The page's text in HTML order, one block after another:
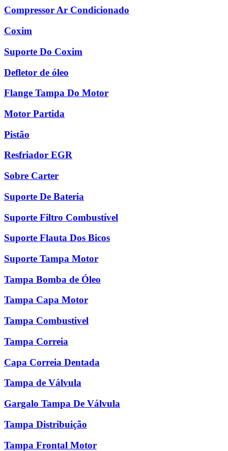
Compressor Ar Condicionado
Coxim
Suporte Do Coxim
Defletor de óleo
Flange Tampa Do Motor
Motor Partida
Pistão
Resfriador EGR
Sobre Carter
Suporte De Bateria
Suporte Filtro Combustível
Suporte Flauta Dos Bicos
Suporte Tampa Motor
Tampa Bomba de Óleo
Tampa Capa Motor
Tampa Combustivel
Tampa Correia
Capa Correia Dentada
Tampa de Válvula
Gargalo Tampa De Válvula
Tampa Distribuição
Tampa Frontal Motor